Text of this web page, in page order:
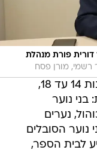
דורית פורת מנהלת
רשמי, מורן פסח
היחידה בלב השרון מיועדת לבני ובנות 14 עד 18,
בני נוער
נערים
נוער הסובלים
לבית הספר,